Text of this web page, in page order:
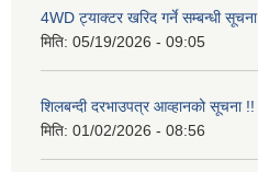
4WD ट्याक्टर खरिद गर्ने सम्बन्धी सूचना
मिति: 05/19/2026 - 09:05
शिलबन्दी दरभाउपत्र आव्हानको सूचना !!
मिति: 01/02/2026 - 08:56